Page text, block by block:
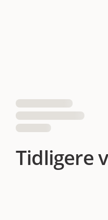
Tidligere